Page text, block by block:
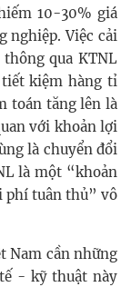
10-30% giá
nghiệp. Việc cải
qua KTNL
kiệm hàng tỉ
toán tăng lên là
với khoản lợi
là chuyển đổi
là một “khoản
phí tuân thủ” vô
Nam cần những
- kỹ thuật này